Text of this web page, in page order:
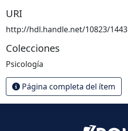
URI
http://hdl.handle.net/10823/1443
Colecciones
Psicología
Página completa del ítem